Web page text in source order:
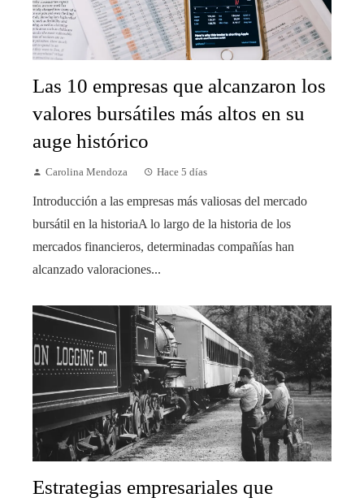
Las 10 empresas que alcanzaron los
valores bursátiles más altos en su
auge histórico
Carolina Mendoza Hace 5 días
Introducción a las empresas más valiosas del mercado
bursátil en la historiaA lo largo de la historia de los
mercados financieros, determinadas compañías han
alcanzado valoraciones...
Estrategias empresariales que